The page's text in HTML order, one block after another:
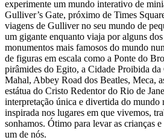
experimente um mundo interativo de
Gulliver’s Gate, próximo de Times
viagens de Gulliver no seu mundo de
um gigante enquanto viaja por alguns
monumentos mais famosos do mundo
de figuras em escala como a Ponte do
pirâmides do Egito, a Cidade Proibida
Mahal, Abbey Road dos Beatles, Meca,
estátua do Cristo Redentor do Rio de
interpretação única e divertida do mundo
inspirada nos lugares em que vivemos,
sonhamos. Ótimo para levar as crianças
um de nós.